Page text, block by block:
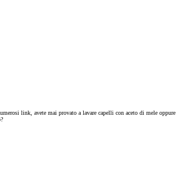
link, avete mai provato a lavare capelli con aceto di mele oppure